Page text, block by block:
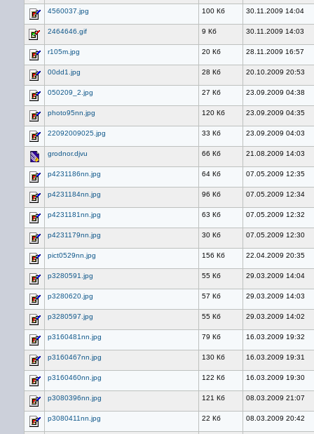
4560037.jpg 100 Кб 30.11.2009 14:04
2464646.gif 9 Кб 30.11.2009 14:03
r105m.jpg 20 Кб 28.11.2009 16:57
00dd1.jpg 28 Кб 20.10.2009 20:53
050209_2.jpg 27 Кб 23.09.2009 04:38
photo95nn.jpg 120 Кб 23.09.2009 04:35
22092009025.jpg 33 Кб 23.09.2009 04:03
grodnor.djvu 66 Кб 21.08.2009 14:03
p4231186nn.jpg 64 Кб 07.05.2009 12:35
p4231184nn.jpg 96 Кб 07.05.2009 12:34
p4231181nn.jpg 63 Кб 07.05.2009 12:32
p4231179nn.jpg 30 Кб 07.05.2009 12:30
pict0529nn.jpg 156 Кб 22.04.2009 20:35
p3280591.jpg 55 Кб 29.03.2009 14:04
p3280620.jpg 57 Кб 29.03.2009 14:03
p3280597.jpg 55 Кб 29.03.2009 14:02
p3160481nn.jpg 79 Кб 16.03.2009 19:32
p3160467nn.jpg 130 Кб 16.03.2009 19:31
p3160460nn.jpg 122 Кб 16.03.2009 19:30
p3080396nn.jpg 121 Кб 08.03.2009 21:07
p3080411nn.jpg 22 Кб 08.03.2009 20:42